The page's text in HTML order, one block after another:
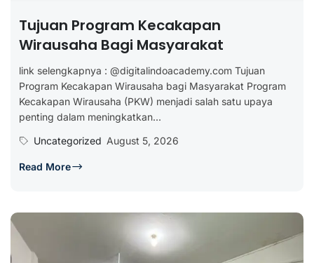
Tujuan Program Kecakapan
Wirausaha Bagi Masyarakat
link selengkapnya : @digitalindoacademy.com Tujuan
Program Kecakapan Wirausaha bagi Masyarakat Program
Kecakapan Wirausaha (PKW) menjadi salah satu upaya
penting dalam meningkatkan...
Uncategorized August 5, 2026
Read More